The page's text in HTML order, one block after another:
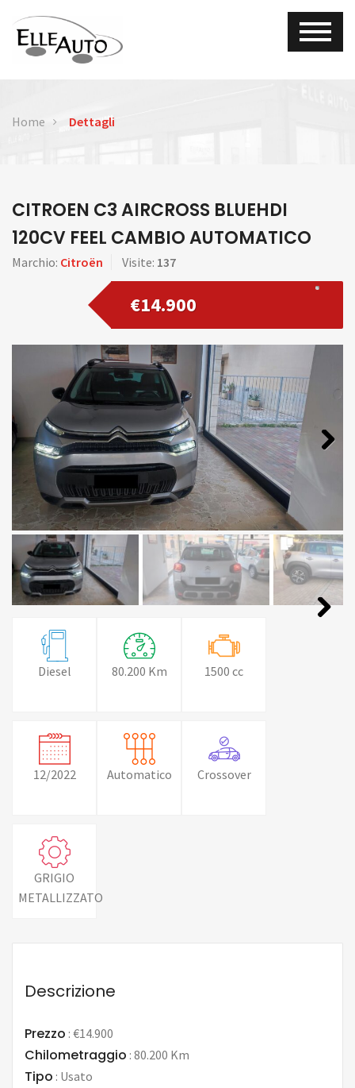
Home Dettagli
CITROEN C3 AIRCROSS BLUEHDI
120CV FEEL CAMBIO AUTOMATICO
Marchio: Citroën Visite: 137
€14.900
Diesel 80.200 Km 1500 cc
12/2022 Automatico Crossover
GRIGIO
METALLIZZATO
Descrizione
Prezzo : €14.900
Chilometraggio : 80.200 Km
Tipo : Usato